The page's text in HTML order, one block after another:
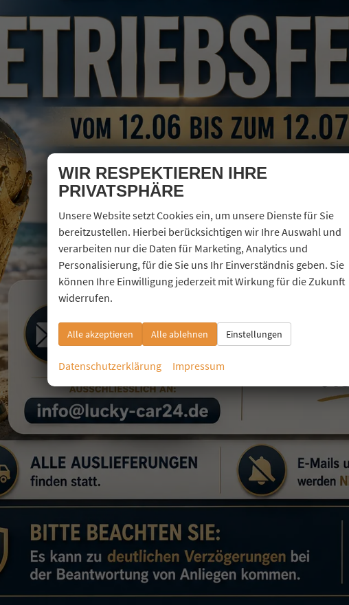
WIR RESPEKTIEREN IHRE
PRIVATSPHÄRE
Unsere Website setzt Cookies ein, um unsere Dienste für Sie
bereitzustellen. Hierbei berücksichtigen wir Ihre Auswahl und
verarbeiten nur die Daten für Marketing, Analytics und
Personalisierung, für die Sie uns Ihr Einverständnis geben. Sie
können Ihre Einwilligung jederzeit mit Wirkung für die Zukunft
widerrufen.
Alle akzeptieren Alle ablehnen Einstellungen
Datenschutzerklärung Impressum